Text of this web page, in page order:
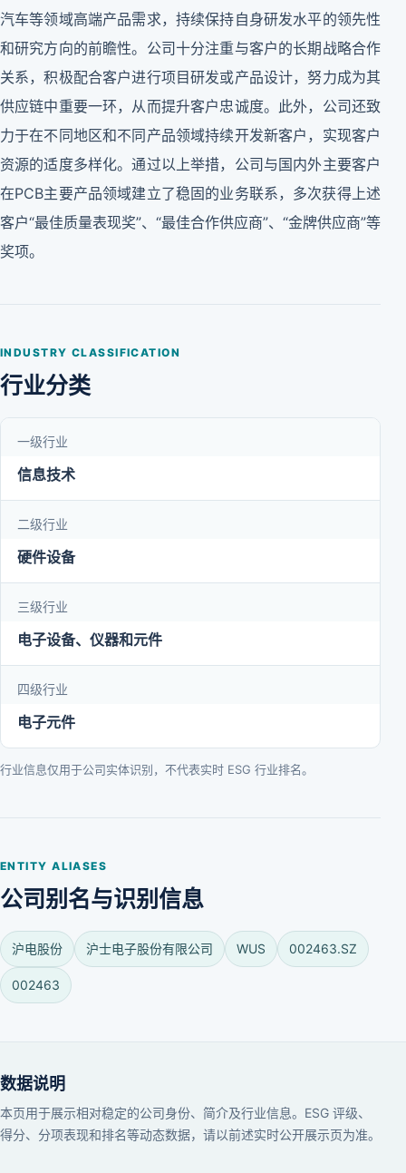
汽车等领域高端产品需求，持续保持自身研发水平的领先性
和研究方向的前瞻性。公司十分注重与客户的长期战略合作
关系，积极配合客户进行项目研发或产品设计，努力成为其
供应链中重要一环，从而提升客户忠诚度。此外，公司还致
力于在不同地区和不同产品领域持续开发新客户，实现客户
资源的适度多样化。通过以上举措，公司与国内外主要客户
在PCB主要产品领域建立了稳固的业务联系，多次获得上述
客户“最佳质量表现奖”、“最佳合作供应商”、“金牌供应商”等
奖项。
INDUSTRY CLASSIFICATION
行业分类
一级行业
信息技术
二级行业
硬件设备
三级行业
电子设备、仪器和元件
四级行业
电子元件
行业信息仅用于公司实体识别，不代表实时 ESG 行业排名。
ENTITY ALIASES
公司别名与识别信息
沪电股份 沪士电子股份有限公司 WUS 002463.SZ
002463
数据说明
本页用于展示相对稳定的公司身份、简介及行业信息。ESG 评级、
得分、分项表现和排名等动态数据，请以前述实时公开展示页为准。